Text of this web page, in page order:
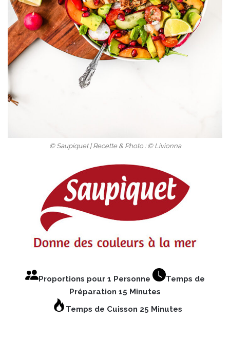
© Saupiquet | Recette & Photo : © Livionna
Proportions pour 1 Personne
Temps de
Préparation 15 Minutes
Temps de Cuisson 25 Minutes